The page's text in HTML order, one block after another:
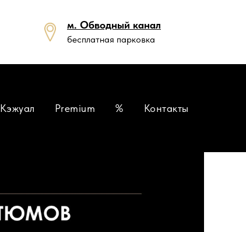
м. Обводный канал
бесплатная парковка
Кэжуал Premium % Контакты